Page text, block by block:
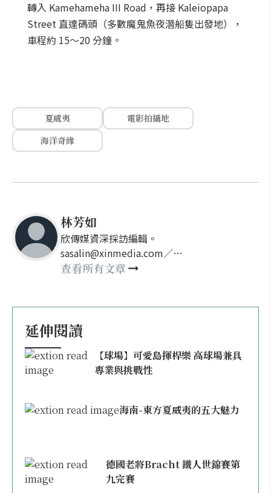
轉入 Kamehameha III Road，再接 Kaleiopapa
Street 直達碼頭（多數魔鬼魚夜潛船隻出發地），
車程約 15～20 分鐘。
夏威夷
電影拍攝地
海洋奇緣
林芳如
欣傳媒資深採訪編輯。
sasalin@xinmedia.com／
happy21917@gmail.com
查看所有文章
延伸閱讀
【球場】可愛島揮桿樂 高球場兼具
專業與挑戰性
海南-東方夏威夷的五大魅力
德國老將Bracht 鐵人世錦賽第
九完賽